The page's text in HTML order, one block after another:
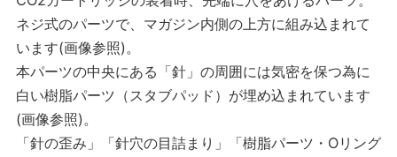
ネジ式のパーツで、マガジン内側の上方に組み込まれて
います(画像参照)。
本パーツの中央にある「針」の周囲には気密を保つ為に
白い樹脂パーツ（スタブパッド）が埋め込まれています
(画像参照)。
「針の歪み」「針穴の目詰まり」「樹脂パーツ・Oリング